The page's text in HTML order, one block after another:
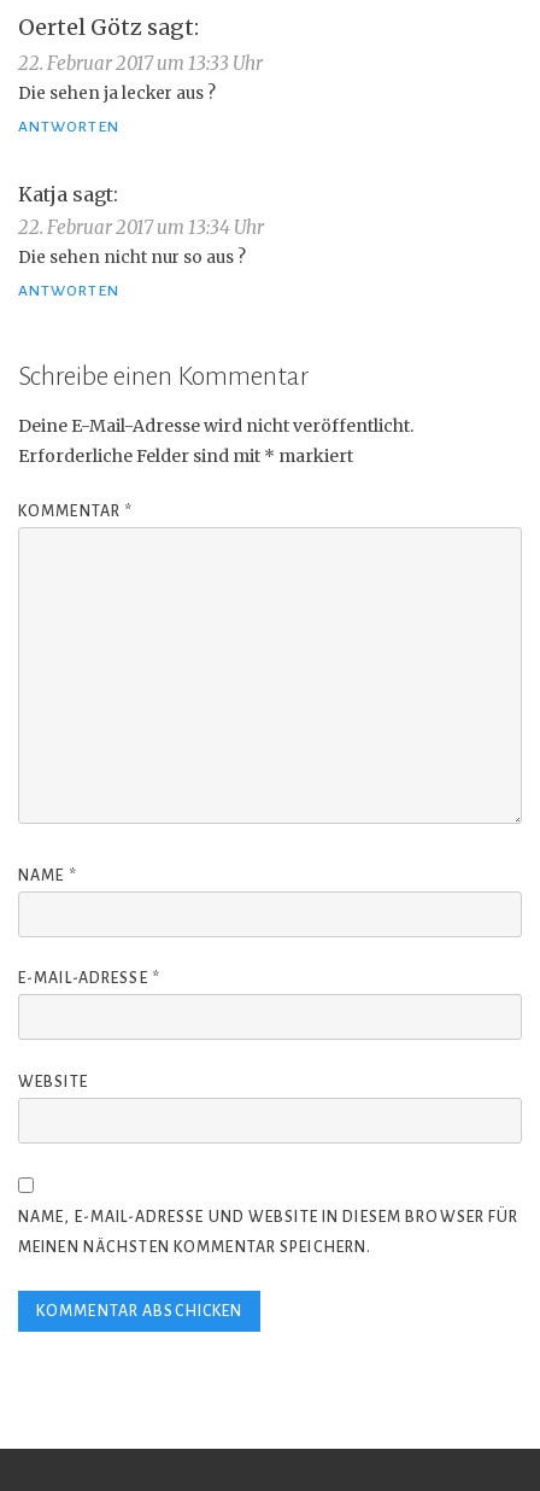
Oertel Götz sagt:
22. Februar 2017 um 13:33 Uhr
Die sehen ja lecker aus ?
ANTWORTEN
Katja sagt:
22. Februar 2017 um 13:34 Uhr
Die sehen nicht nur so aus ?
ANTWORTEN
Schreibe einen Kommentar
Deine E-Mail-Adresse wird nicht veröffentlicht.
Erforderliche Felder sind mit * markiert
KOMMENTAR *
NAME *
E-MAIL-ADRESSE *
WEBSITE
NAME, E-MAIL-ADRESSE UND WEBSITE IN DIESEM BROWSER FÜR
MEINEN NÄCHSTEN KOMMENTAR SPEICHERN.